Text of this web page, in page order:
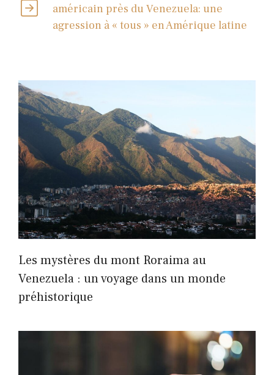
américain près du Venezuela: une
agression à « tous » en Amérique latine
Les mystères du mont Roraima au
Venezuela : un voyage dans un monde
préhistorique